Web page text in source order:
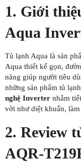
1. Giới
Aqua
Tủ lạnh Aqua là sản
Aqua thiết kế gọn,
năng giúp người tiêu
những sản phẩm tủ
nghệ Inverter nhằm
vời như diệt khuẩn,
2. Review
AQR-